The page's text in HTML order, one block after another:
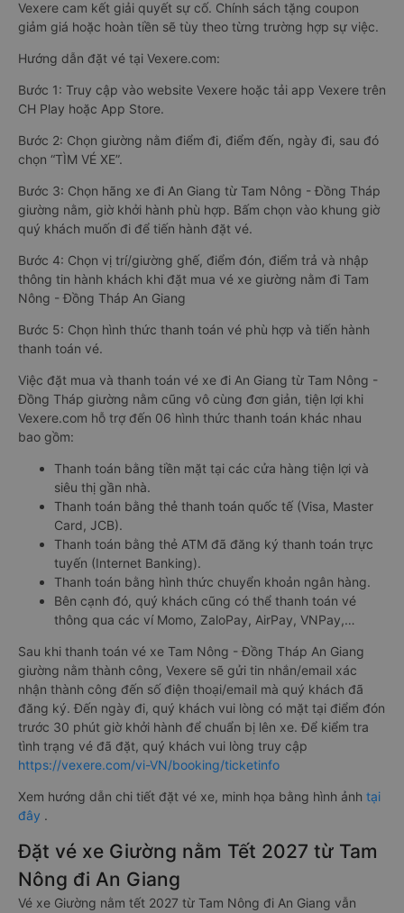
Vexere cam kết giải quyết sự cố. Chính sách tặng coupon
giảm giá hoặc hoàn tiền sẽ tùy theo từng trường hợp sự việc.
Hướng dẫn đặt vé tại Vexere.com:
Bước 1: Truy cập vào website Vexere hoặc tải app Vexere trên
CH Play hoặc App Store.
Bước 2: Chọn giường nằm điểm đi, điểm đến, ngày đi, sau đó
chọn “TÌM VÉ XE”.
Bước 3: Chọn hãng xe đi An Giang từ Tam Nông - Đồng Tháp
giường nằm, giờ khởi hành phù hợp. Bấm chọn vào khung giờ
quý khách muốn đi để tiến hành đặt vé.
Bước 4: Chọn vị trí/giường ghế, điểm đón, điểm trả và nhập
thông tin hành khách khi đặt mua vé xe giường nằm đi Tam
Nông - Đồng Tháp An Giang
Bước 5: Chọn hình thức thanh toán vé phù hợp và tiến hành
thanh toán vé.
Việc đặt mua và thanh toán vé xe đi An Giang từ Tam Nông -
Đồng Tháp giường nằm cũng vô cùng đơn giản, tiện lợi khi
Vexere.com hỗ trợ đến 06 hình thức thanh toán khác nhau
bao gồm:
Thanh toán bằng tiền mặt tại các cửa hàng tiện lợi và
siêu thị gần nhà.
Thanh toán bằng thẻ thanh toán quốc tế (Visa, Master
Card, JCB).
Thanh toán bằng thẻ ATM đã đăng ký thanh toán trực
tuyến (Internet Banking).
Thanh toán bằng hình thức chuyển khoản ngân hàng.
Bên cạnh đó, quý khách cũng có thể thanh toán vé
thông qua các ví Momo, ZaloPay, AirPay, VNPay,…
Sau khi thanh toán vé xe Tam Nông - Đồng Tháp An Giang
giường nằm thành công, Vexere sẽ gửi tin nhắn/email xác
nhận thành công đến số điện thoại/email mà quý khách đã
đăng ký. Đến ngày đi, quý khách vui lòng có mặt tại điểm đón
trước 30 phút giờ khởi hành để chuẩn bị lên xe. Để kiểm tra
tình trạng vé đã đặt, quý khách vui lòng truy cập
https://vexere.com/vi-VN/booking/ticketinfo
Xem hướng dẫn chi tiết đặt vé xe, minh họa bằng hình ảnh tại
đây .
Đặt vé xe Giường nằm Tết 2027 từ Tam
Nông đi An Giang
Vé xe Giường nằm tết 2027 từ Tam Nông đi An Giang vẫn